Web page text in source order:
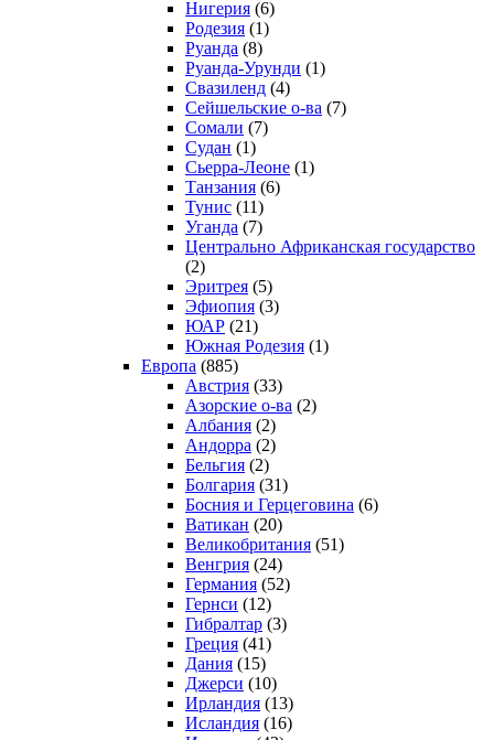
Нигерия (6)
Родезия (1)
Руанда (8)
Руанда-Урунди (1)
Свазиленд (4)
Сейшельские о-ва (7)
Сомали (7)
Судан (1)
Сьерра-Леоне (1)
Танзания (6)
Тунис (11)
Уганда (7)
Центрально Африканская государство
(2)
Эритрея (5)
Эфиопия (3)
ЮАР (21)
Южная Родезия (1)
Европа (885)
Австрия (33)
Азорские о-ва (2)
Албания (2)
Андорра (2)
Бельгия (2)
Болгария (31)
Босния и Герцеговина (6)
Ватикан (20)
Великобритания (51)
Венгрия (24)
Германия (52)
Гернси (12)
Гибралтар (3)
Греция (41)
Дания (15)
Джерси (10)
Ирландия (13)
Исландия (16)